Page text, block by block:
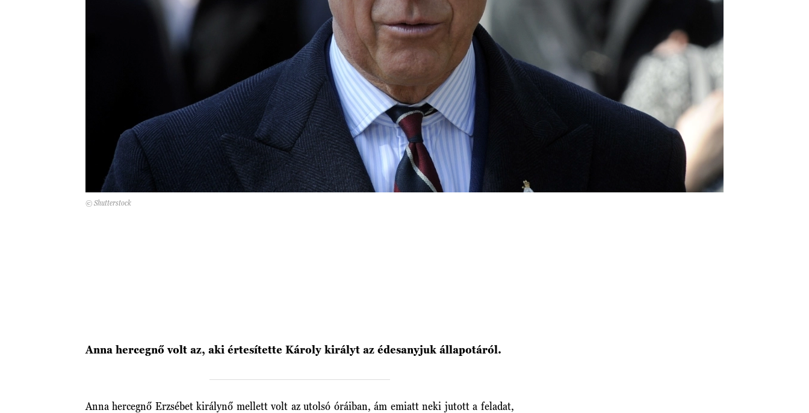
© Shutterstock
Anna hercegnő volt az, aki értesítette Károly királyt az édesanyjuk állapotáról.
Anna hercegnő Erzsébet királynő mellett volt az utolsó óráiban, ám emiatt neki jutott a feladat,